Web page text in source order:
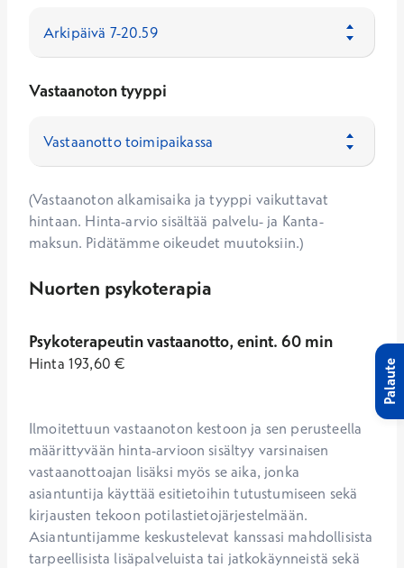
Vastaanoton tyyppi
(Vastaanoton alkamisaika ja tyyppi vaikuttavat
hintaan. Hinta-arvio sisältää palvelu- ja Kanta-
maksun. Pidätämme oikeudet muutoksiin.)
Nuorten psykoterapia
Psykoterapeutin vastaanotto, enint. 60 min
Hinta 193,60 €
Ilmoitettuun vastaanoton kestoon ja sen perusteella
määrittyvään hinta-arvioon sisältyy varsinaisen
vastaanottoajan lisäksi myös se aika, jonka
asiantuntija käyttää esitietoihin tutustumiseen sekä
kirjausten tekoon potilastietojärjestelmään.
Asiantuntijamme keskustelevat kanssasi mahdollisista
tarpeellisista lisäpalveluista tai jatkokäynneistä sekä
Palaute